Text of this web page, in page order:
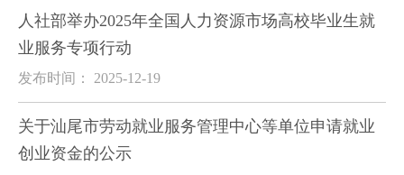
人社部举办2025年全国人力资源市场高校毕业生就
业服务专项行动
发布时间： 2025-12-19
关于汕尾市劳动就业服务管理中心等单位申请就业
创业资金的公示